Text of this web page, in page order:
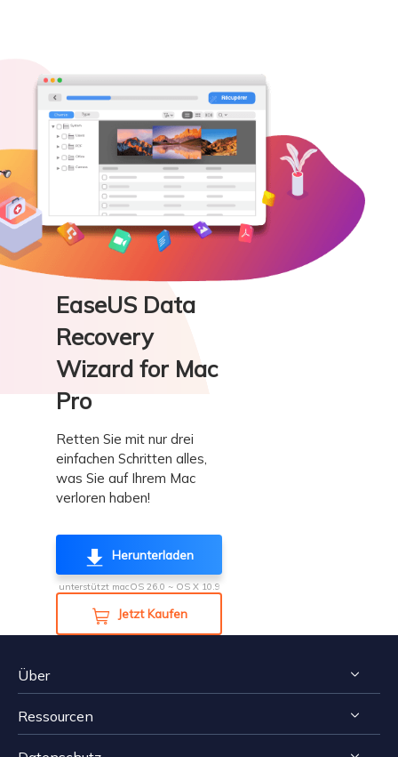
EaseUS Data
Recovery
Wizard for Mac
Pro
Retten Sie mit nur drei
einfachen Schritten alles,
was Sie auf Ihrem Mac
verloren haben!
 Herunterladen
unterstützt macOS 26.0 ~ OS X 10.9
 Jetzt Kaufen
Über
Impressum
Ressourcen